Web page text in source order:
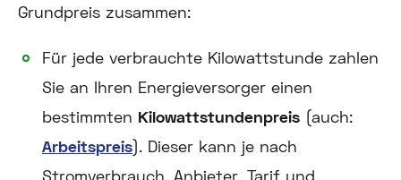
Grundpreis zusammen:
Für jede verbrauchte Kilowattstunde zahlen
Sie an Ihren Energieversorger einen
bestimmten Kilowattstundenpreis (auch:
Arbeitspreis). Dieser kann je nach
Stromverbrauch, Anbieter, Tarif und